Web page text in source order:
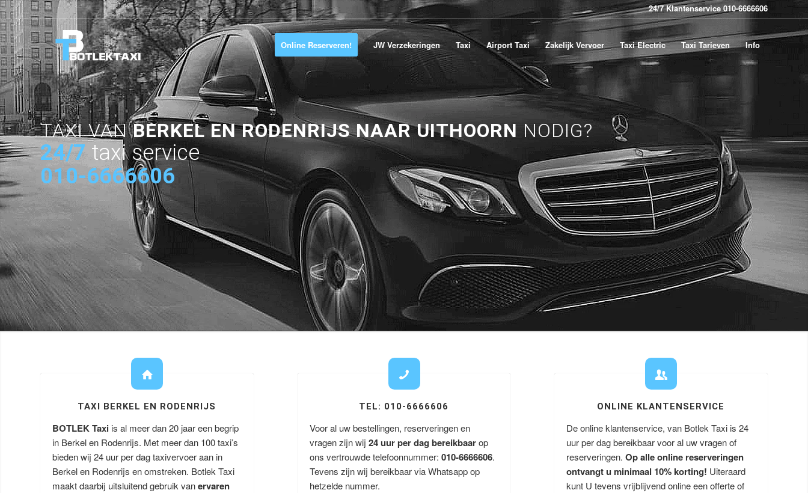
24/7 Klantenservice 010-6666606
Online Reserveren! JW Verzekeringen Taxi Airport Taxi Zakelijk Vervoer Taxi Electric Taxi Tarieven Info
TAXI VANBERKEL EN RODENRIJS NAAR UITHOORNNODIG?
24/7 taxi service
010-6666606
TAXI BERKEL EN RODENRIJS
BOTLEK Taxi is al meer dan 20 jaar een begrip
in Berkel en Rodenrijs. Met meer dan 100 taxi’s
bieden wij 24 uur per dag taxivervoer aan in
Berkel en Rodenrijs en omstreken. Botlek Taxi
maakt daarbij uitsluitend gebruik vanervaren
TEL: 010-6666606
Voor al uw bestellingen, reserveringen en
vragen zijn wij 24 uur per dag bereikbaarop
ons vertrouwde telefoonnummer: 010-6666606.
Tevens zijn wij bereikbaar via Whatsapp op
hetzelde nummer.
ONLINE KLANTENSERVICE
De online klantenservice, van Botlek Taxi is 24
uur per dag bereikbaar voor al uw vragen of
reserveringen.Op alle online reserveringen
ontvangt u minimaal 10% korting! Uiteraard
kunt U tevens vrijblijvend online een offerte of